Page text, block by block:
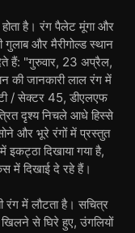
होता है। रंग पैलेट मूंगा और
और मैरीगोल्ड स्थान
हैं: "गुरुवार, 23 अप्रैल,
जानकारी लाल रंग में
/ सेक्टर 45, डीएलएफ
दृश्य निचले आधे हिस्से
और भूरे रंगों में प्रस्तुत
इकट्ठा दिखाया गया है,
में दिखाई दे रहे हैं।
में लौटता है। सचित्र
से घिरे हुए, उंगलियों